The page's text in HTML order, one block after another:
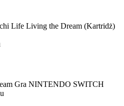
Life Living the Dream (Kartridż)
Gra NINTENDO SWITCH